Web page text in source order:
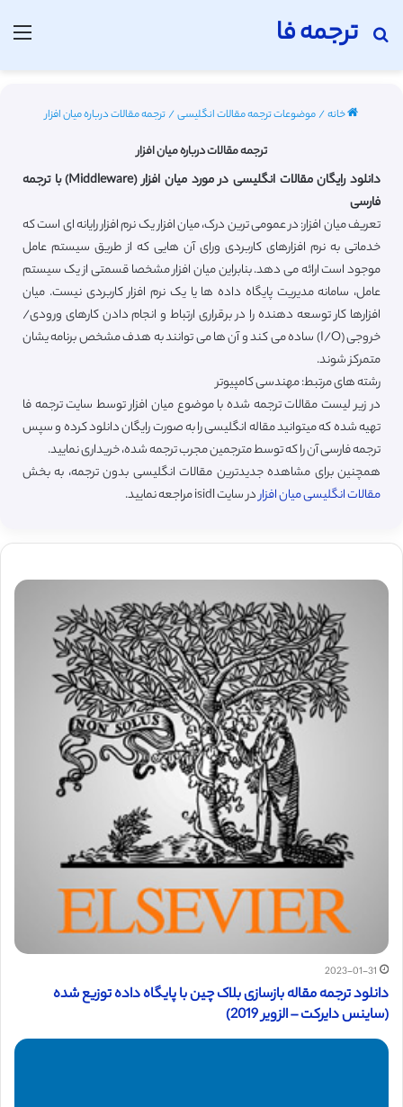
ترجمه فا
جستجو برای
خانه/موضوعات ترجمه مقالات انگلیسی/ترجمه مقالات درباره میان افزار
ترجمه مقالات درباره میان افزار
دانلود رایگان مقالات انگلیسی در مورد میان افزار (Middleware) با ترجمه
فارسی
تعریف میان افزار: در عمومی ترین درک، میان افزار یک نرم افزار رایانه ای است که
خدماتی به نرم افزارهای کاربردی ورای آن هایی که از طریق سیستم عامل
موجود است ارائه می دهد. بنابراین میان افزار مشخصا قسمتی از یک سیستم
عامل، سامانه مدیریت پایگاه داده ها یا یک نرم افزار کاربردی نیست. میان
افزارها کار توسعه دهنده را در برقراری ارتباط و انجام دادن کارهای ورودی/
خروجی (I/O) ساده می کند و آن ها می توانند به هدف مشخص برنامه یشان
متمرکز شوند.
رشته های مرتبط: مهندسی کامپیوتر
در زیر لیست مقالات ترجمه شده با موضوع میان افزار توسط سایت ترجمه فا
تهیه شده که میتوانید مقاله انگلیسی را به صورت رایگان دانلود کرده و سپس
ترجمه فارسی آن را که توسط مترجمین مجرب ترجمه شده، خریداری نمایید.
همچنین برای مشاهده جدیدترین مقالات انگلیسی بدون ترجمه، به بخش
مقالات انگلیسی میان افزاردر سایت isidl مراجعه نمایید.
2023-01-31
دانلود ترجمه مقاله بازسازی بلاک چین با پایگاه داده توزیع شده
(ساینس دایرکت – الزویر 2019)